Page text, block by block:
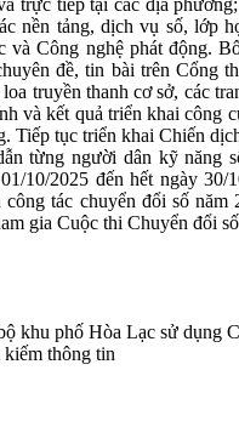
nền tảng, dịch vụ số, lớp
và Công nghệ phát động.
đề, tin bài trên Cổng
truyền thanh cơ sở, các
và kết quả triển khai công
Tiếp tục triển khai Chiến
từng người dân kỹ năng
10/2025 đến hết ngày 30/
tác chuyển đổi số năm
gia Cuộc thi Chuyển đổi
khu phố Hòa Lạc sử dụng
thông tin